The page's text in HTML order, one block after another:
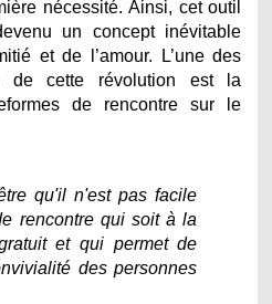
nécessité.Ainsi, cet outil
un concept inévitable
et de l’amour. L’une des
de cette révolution est la
de rencontre sur le
qu'il n'est pas facile
rencontre qui soit à la
et qui permet de
des personnes